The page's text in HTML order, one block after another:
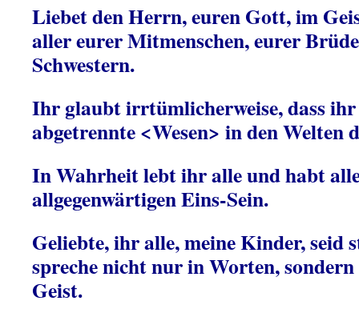
Liebet den Herrn, euren Gott, im
aller eurer Mitmenschen, eurer
Schwestern.
Ihr glaubt irrtümlicherweise, dass ihr
abgetrennte <Wesen> in den Welten
In Wahrheit lebt ihr alle und habt
allgegenwärtigen Eins-Sein.
Geliebte, ihr alle, meine Kinder,
spreche nicht nur in Worten,
Geist.